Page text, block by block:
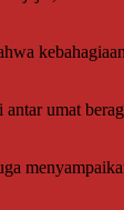
umat